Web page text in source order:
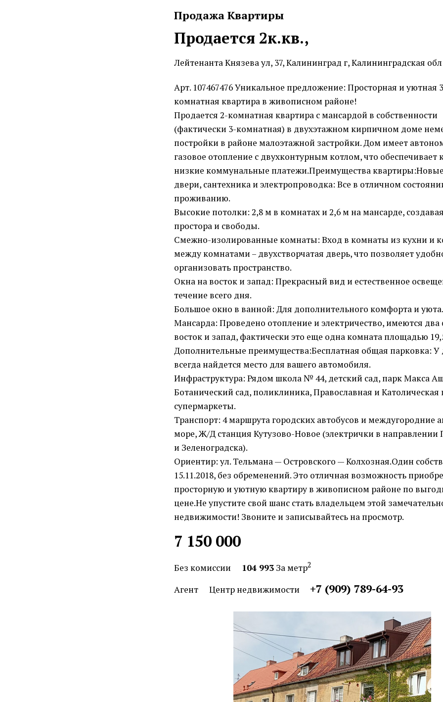
Продажа Квартиры
Продается 2к.кв.,
Лейтенанта Князева ул, 37, Калининград г, Калининградская обл
Арт. 107467476 Уникальное предложение: Просторная и уютная
комнатная квартира в живописном районе!
Продается 2-комнатная квартира с мансардой в собственности
(фактически 3-комнатная) в двухэтажном кирпичном доме
постройки в районе малоэтажной застройки. Дом имеет
газовое отопление с двухконтурным котлом, что обеспечивает
низкие коммунальные платежи.Преимущества
двери, сантехника и электропроводка: Все в отличном
проживанию.
Высокие потолки: 2,8 м в комнатах и 2,6 м на мансарде,
простора и свободы.
Смежно-изолированные комнаты: Вход в комнаты из кухни и
между комнатами – двухстворчатая дверь, что позволяет
организовать пространство.
Окна на восток и запад: Прекрасный вид и естественное
течение всего дня.
Большое окно в ванной: Для дополнительного комфорта и уюта.
Мансарда: Проведено отопление и электричество, имеются два
восток и запад, фактически это еще одна комната площадью
Дополнительные преимущества:Бесплатная общая парковка: У
всегда найдется место для вашего автомобиля.
Инфраструктура: Рядом школа № 44, детский сад, парк Макса
Ботанический сад, поликлиника, Православная и Католическая
супермаркеты.
Транспорт: 4 маршрута городских автобусов и междугородние
море, Ж/Д станция Кутузово-Новое (электрички в направлении
и Зеленоградска).
Ориентир: ул. Тельмана — Островского — Колхозная.Один
15.11.2018, без обременений. Это отличная возможность
просторную и уютную квартиру в живописном районе по
цене.Не упустите свой шанс стать владельцем этой
недвижимости! Звоните и записывайтесь на просмотр.
7 150 000
Без комиссии 104 993За метр2
Агент Центр недвижимости +7 (909) 789-64-93